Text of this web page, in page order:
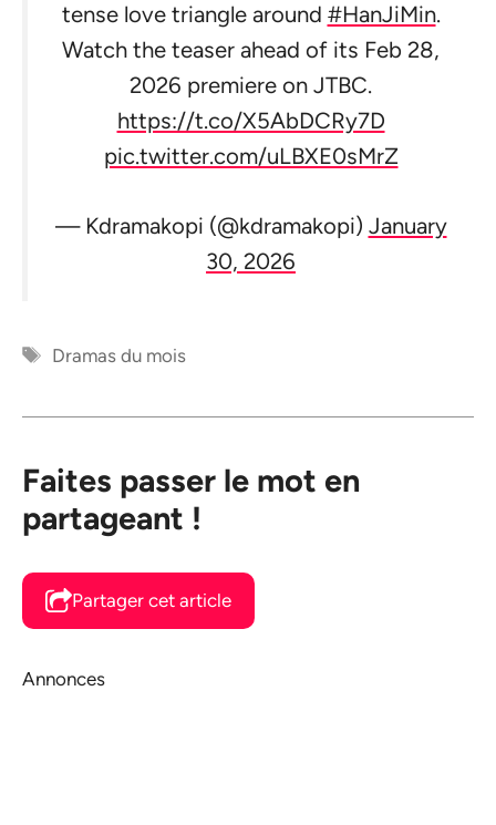
tense love triangle around #HanJiMin.
Watch the teaser ahead of its Feb 28,
2026 premiere on JTBC.
https://t.co/X5AbDCRy7D
pic.twitter.com/uLBXE0sMrZ
— Kdramakopi (@kdramakopi) January
30, 2026
Étiquettes
Dramas du mois
Faites passer le mot en
partageant !
Partager cet article
Annonces